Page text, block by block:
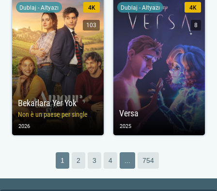
Bekarlara Yer Yok
Non è un paese per single
Dublaj - Altyazı 4K
103
2026
Versa
Dublaj - Altyazı 4K
8
2025
1 2 3 4 754